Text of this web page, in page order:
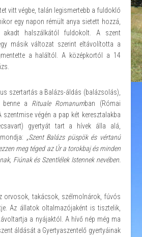
végbe, talán legismertebb a fuldokló
egy napon rémült anya sietett hozzá,
halszálkától fuldokolt. A szent
másik változat szerint eltávolította a
a haláltól. A középkortól a 14
a Balázs-áldás (balázsolás),
a Rituale Romanumban (Római
szentmise végén a pap két keresztalakba
gyertyát tart a hívek álla alá,
„Szent Balázs püspök és vértanú
meg téged az Úr a torokbaj és minden
Fiúnak és Szentlélek Istennek nevében.
takácsok, szélmolnárok, fúvós
Az állatok oltalmazójaként is tisztelik,
a nyájaktól. A hívő nép még ma
áldását a Gyertyaszentelő gyertyáinak